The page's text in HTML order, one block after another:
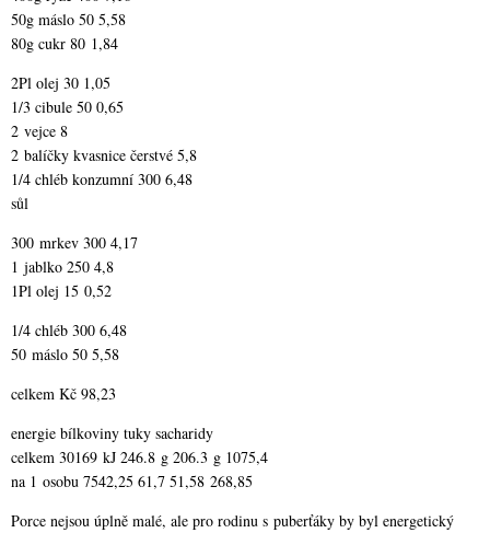
50g máslo 50 5,58
80g cukr 80 1,84
2Pl olej 30 1,05
1/3 cibule 50 0,65
2 vejce 8
2 balíčky kvasnice čerstvé 5,8
1/4 chléb konzumní 300 6,48
sůl
300 mrkev 300 4,17
1 jablko 250 4,8
1Pl olej 15 0,52
1/4 chléb 300 6,48
50 máslo 50 5,58
celkem Kč 98,23
energie bílkoviny tuky sacharidy
celkem 30169 kJ 246.8 g 206.3 g 1075,4
na 1 osobu 7542,25 61,7 51,58 268,85
Porce nejsou úplně malé, ale pro rodinu s puberťáky by byl energetický